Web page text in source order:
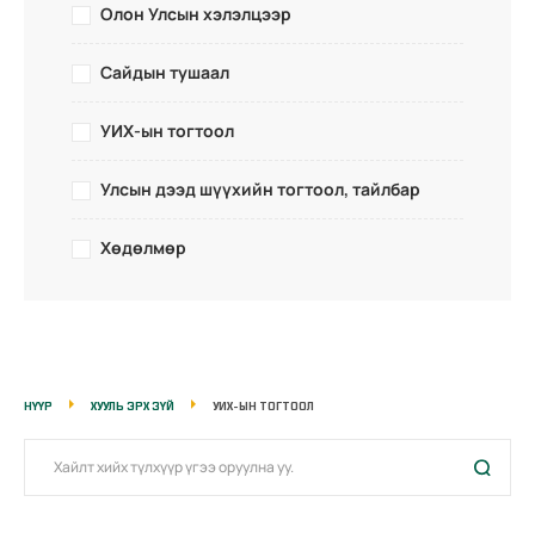
Олон Улсын хэлэлцээр
Сайдын тушаал
УИХ-ын тогтоол
Улсын дээд шүүхийн тогтоол, тайлбар
Хөдөлмөр
НҮҮР ХУУЛЬ ЭРХ ЗҮЙ УИХ-ЫН ТОГТООЛ